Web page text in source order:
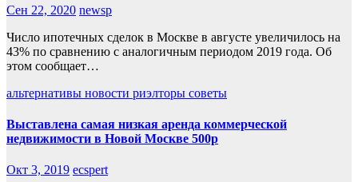
Сен 22, 2020 newsp
Число ипотечных сделок в Москве в августе увеличилось на
43% по сравнению с аналогичным периодом 2019 года. Об
этом сообщает…
альтернативы новости риэлторы советы
Выставлена самая низкая аренда коммерческой
недвижимости в Новой Москве 500р
Окт 3, 2019 ecspert